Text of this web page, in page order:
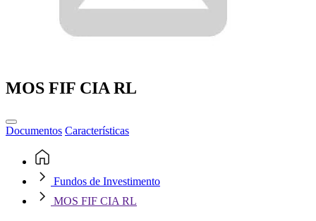
MOS FIF CIA RL
Documentos Características
Fundos de Investimento
MOS FIF CIA RL